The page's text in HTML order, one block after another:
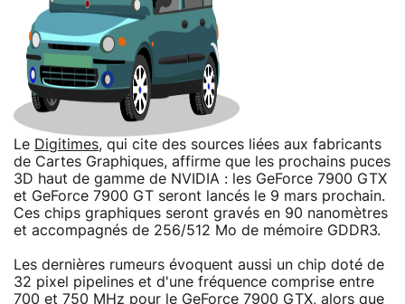
Le Digitimes, qui cite des sources liées aux fabricants
de Cartes Graphiques, affirme que les prochains puces
3D haut de gamme de NVIDIA : les GeForce 7900 GTX
et GeForce 7900 GT seront lancés le 9 mars prochain.
Ces chips graphiques seront gravés en 90 nanomètres
et accompagnés de 256/512 Mo de mémoire GDDR3.
Les dernières rumeurs évoquent aussi un chip doté de
32 pixel pipelines et d'une fréquence comprise entre
700 et 750 MHz pour le GeForce 7900 GTX, alors que